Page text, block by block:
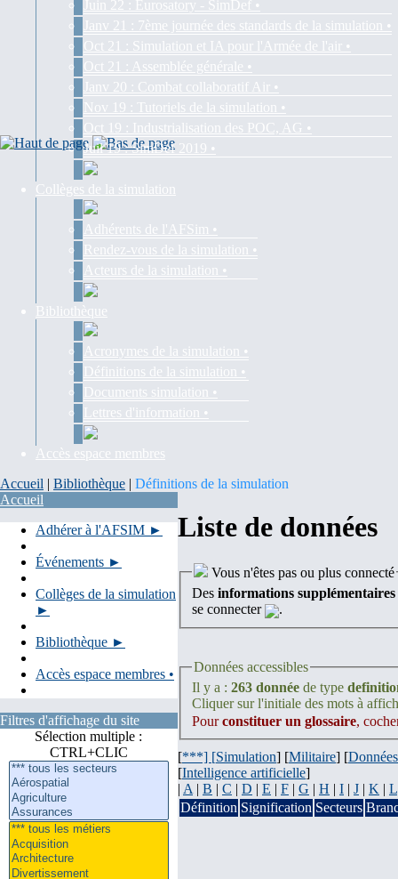
Juin 22 : Eurosatory - SimDef •
Janv 21 : 7ème journée des standards de la simulation •
Oct 21 : Simulation et IA pour l'Armée de l'air •
Oct 21 : Assemblée générale •
Janv 20 : Combat collaboratif Air •
Nov 19 : Tutoriels de la simulation •
Oct 19 : Industrialisation des POC, AG •
Juil 19 : SimDef 2019 •
Collèges de la simulation
Adhérents de l'AFSim •
Rendez-vous de la simulation •
Acteurs de la simulation •
Bibliothèque
Acronymes de la simulation •
Définitions de la simulation •
Documents simulation •
Lettres d'information •
Accès espace membres
Accueil | Bibliothèque | Définitions de la simulation
Accueil
Adhérer à l'AFSIM ►
Événements ►
Collèges de la simulation
►
Bibliothèque ►
Accès espace membres •
Filtres d'affichage du site
Sélection multiple :
CTRL+CLIC
Liste de données
Vous n'êtes pas ou plus connecté
Des informations supplémentaires
se connecter
.
Données accessibles
Il y a : 263 donnée de type
Cliquer sur l'initiale des mots à
Pourconstituer un glossaire,
[***] [Simulation] [Militaire] [Données
[Intelligence artificielle]
| A | B | C | D | E | F | G | H | I | J | K | L
Définition Signification Secteurs